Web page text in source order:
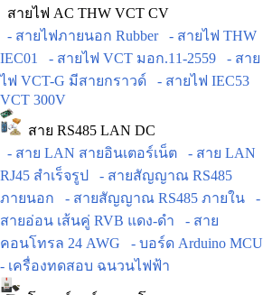
สายไฟ AC THW VCT CV
- สายไฟภายนอก Rubber
- สายไฟ THW
IEC01
- สายไฟ VCT มอก.11-2559
- สาย
ไฟ VCT-G มีสายกราวด์
- สายไฟ IEC53
VCT 300V
สาย RS485 LAN DC
- สาย LAN สายอินเตอร์เน็ต
- สาย LAN
RJ45 สำเร็จรูป
- สายสัญญาณ RS485
ภายนอก
- สายสัญญาณ RS485 ภายใน
-
สายอ่อน เส้นคู่ RVB แดง-ดำ
- สาย
คอนโทรล 24 AWG
- บอร์ด Arduino MCU
- เครื่องทดสอบ ฉนวนไฟฟ้า